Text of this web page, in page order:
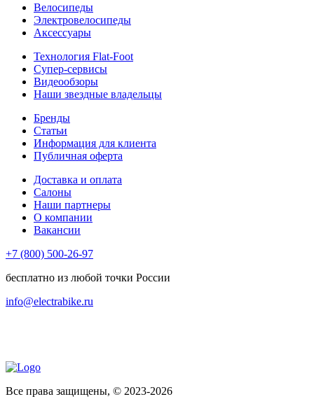
Велосипеды
Электровелосипеды
Аксессуары
Технология Flat-Foot
Супер-сервисы
Видеообзоры
Наши звездные владельцы
Бренды
Статьи
Информация для клиента
Публичная оферта
Доставка и оплата
Салоны
Наши партнеры
О компании
Вакансии
+7 (800) 500-26-97
бесплатно из любой точки России
info@electrabike.ru
Все права защищены, © 2023-2026